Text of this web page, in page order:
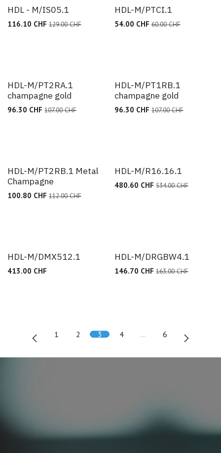
HDL - M/IS05.1
116.10 CHF 129.00CHF
HDL-M/PTCI.1
54.00 CHF 60.00CHF
HDL-M/PT2RA.1
champagne gold
96.30 CHF 107.00CHF
HDL-M/PT1RB.1
champagne gold
96.30 CHF 107.00CHF
HDL-M/PT2RB.1 Metal
Champagne
100.80 CHF 112.00CHF
HDL-M/R16.16.1
480.60 CHF 534.00CHF
HDL-M/DMX512.1
413.00 CHF
HDL-M/DRGBW4.1
146.70 CHF 163.00CHF
1 2 3 4 … 6